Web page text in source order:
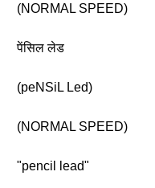
(NORMAL SPEED)
पेंसिल लेड
(peNSiL Led)
(NORMAL SPEED)
"pencil lead"